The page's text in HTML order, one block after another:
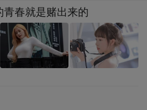
青春就是赌出来的